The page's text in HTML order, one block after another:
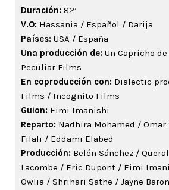
Duración: 82’
V.O: Hassania / Español / Darija
Países: USA / España
Una producción de: Un Capricho
Peculiar Films
En coproducción con: Dialectic
Films / Incognito Films
Guion: Eimi Imanishi
Reparto: Nadhira Mohamed /
Filali / Eddami Elabed
Producción: Belén Sánchez /
Lacombe / Eric Dupont / Eimi
Owlia / Shrihari Sathe / Jayne